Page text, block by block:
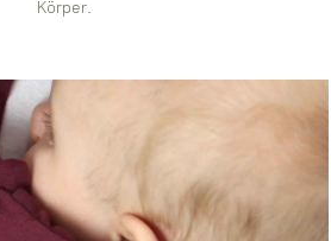
Körper.